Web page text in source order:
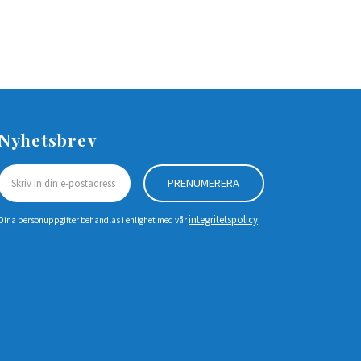
PRENUMERERA
Dina personuppgifter behandlas i enlighet med vårintegritetspolicy.